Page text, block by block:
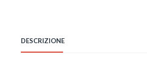
DESCRIZIONE